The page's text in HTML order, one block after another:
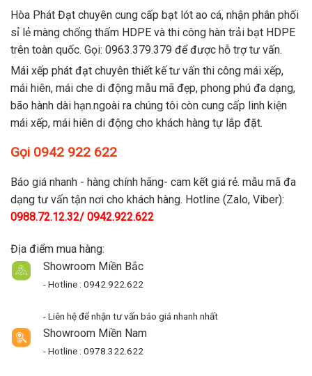
Hòa Phát Đạt chuyên cung cấp bạt lót ao cá, nhận phân phối
sỉ lẻ màng chống thấm HDPE và thi công hàn trải bạt HDPE
trên toàn quốc. Gọi: 0963.379.379 để được hỗ trợ tư vấn.
Mái xếp phát đạt chuyên thiết kế tư vấn thi công mái xếp,
mái hiên, mái che di động mẫu mã đẹp, phong phú đa dạng,
bão hành dài hạn.ngoài ra chúng tôi còn cung cấp linh kiện
mái xếp, mái hiên di động cho khách hàng tự lắp đặt.
Gọi 0942 922 622
Báo giá nhanh - hàng chính hãng- cam kết giá rẻ. mẫu mã đa
dạng tư vấn tận nơi cho khách hàng. Hotline (Zalo, Viber):
0988.72.12.32/ 0942.922.622
Địa điểm mua hàng:
Showroom Miền Bắc
- Hotline : 0942.922.622
- Liên hệ để nhận tư vấn báo giá nhanh nhất
Showroom Miền Nam
- Hotline : 0978.322.622